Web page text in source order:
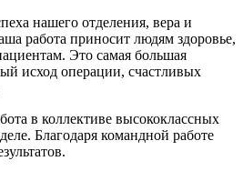
нашего отделения, вера и
работа приносит людям здоровье,
Это самая большая
исход операции, счастливых
в коллективе высококлассных
Благодаря командной работе